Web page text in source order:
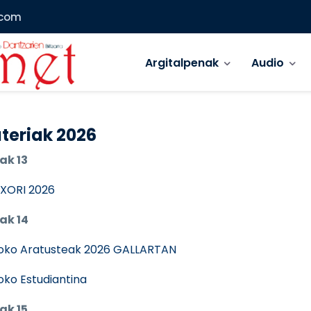
Argitalpenak Audio
2026
13
2026
14
Aratusteak 2026 GALLARTAN
Estudiantina